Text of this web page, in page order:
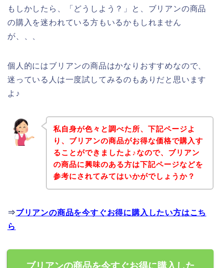
もしかしたら、「どうしよう？」と、ブリアンの商品
の購入を迷われている方もいるかもしれません
が、、、
個人的にはブリアンの商品はかなりおすすめなので、
迷っている人は一度試してみるのもありだと思います
よ♪
私自身が色々と調べた所、下記ページよ
り、ブリアンの商品がお得な価格で購入す
ることができましたよ♪なので、ブリアン
の商品に興味のある方は下記ページなどを
参考にされてみてはいかがでしょうか？
⇒ブリアンの商品を今すぐお得に購入したい方はこち
ら
ブリアンの商品を今すぐお得に購入した